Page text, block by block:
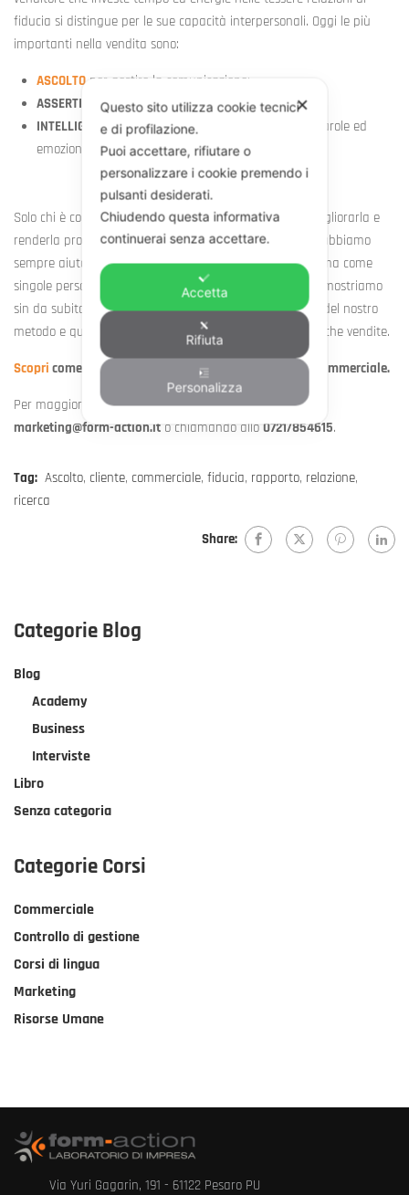
fiducia si distingue per le sue capacità interpersonali. Oggi le più
importanti nella vendita sono:
ASCOLTO per gestire la comunicazione;
ASSERTIVITA’per aumentare la propria leadership;
INTELLIGENZA EMOTIVAper far dialogare pensieri, parole ed
emozioni;
Solo chi è consapevole della propria personalità , può migliorarla e
renderla proficua in tutta spontaneità. InForm-Action
abbiamo
sempre aiutato le aziende ed i venditori a conoscersi prima come
singole persone e poi come rete vendita. Così facendo dimostriamo
sin da subito a loro stessi quali sono i vantaggi concreti del nostro
metodo e quanto sia poi più facile fare clienti, piuttosto che vendite.
Scopri come diventare protagonista del tuo successo commerciale.
Per maggiori informazioni potete contattarci scrivendo a
marketing@form-action.it o chiamando allo 0721/854615.
Tag: Ascolto, cliente, commerciale, fiducia, rapporto, relazione,
ricerca
Share:
Categorie Blog
Blog
Academy
Business
Interviste
Libro
Senza categoria
Categorie Corsi
Commerciale
Controllo di gestione
Corsi di lingua
Marketing
Risorse Umane
Via Yuri Gagarin, 191 - 61122 Pesaro PU
✕
Questo sito utilizza cookie tecnici
e di profilazione.
Puoi accettare, rifiutare o
personalizzare i cookie premendo i
pulsanti desiderati.
Chiudendo questa informativa
continuerai senza accettare.
Accetta
Rifiuta
Personalizza